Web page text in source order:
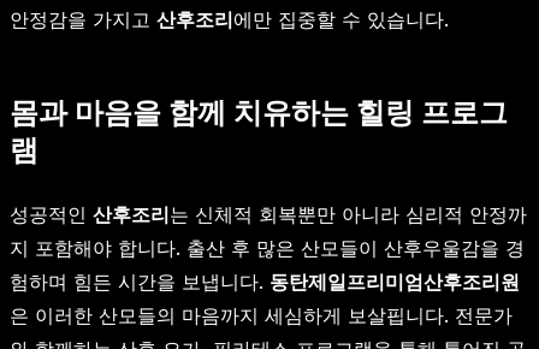
안정감을 가지고 산후조리에만 집중할 수 있습니다.
몸과 마음을 함께 치유하는 힐링 프로그
램
성공적인 산후조리는 신체적 회복뿐만 아니라 심리적 안정까
지 포함해야 합니다. 출산 후 많은 산모들이 산후우울감을 경
험하며 힘든 시간을 보냅니다. 동탄제일프리미엄산후조리원
은 이러한 산모들의 마음까지 세심하게 보살핍니다. 전문가